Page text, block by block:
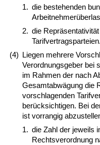
1. die bestehenden
2. die
Tarifvertragsparteien.
(4) Liegen mehrere
Verordnungsgeber bei
im Rahmen der nach
Gesamtabwägung die
vorschlagenden
berücksichtigen. Bei
ist vorrangig
1. die Zahl der jeweils
Rechtsverordnung